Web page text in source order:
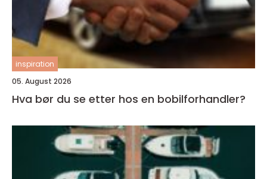
inspiration
05. August 2026
Hva bør du se etter hos en bobilforhandler?